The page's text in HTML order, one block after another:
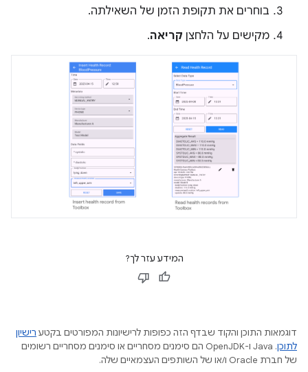
בוחרים את תקופת הזמן של השאילתה.
מקישים על הלחצן קריאה.
המידע עזר לך?
דוגמאות התוכן והקוד שבדף הזה כפופות לרישיונות המפורטים בקטע רישיון
לתוכן
.‏ Java ו-OpenJDK הם סימנים מסחריים או סימנים מסחריים רשומים
של חברת Oracle ו/או של השותפים העצמאיים שלה.